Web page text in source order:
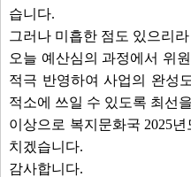
습니다.
그러나 미흡한 점도 있으리
오늘 예산심의 과정에서 위
적극 반영하여 사업의 완성
적소에 쓰일 수 있도록 최선
이상으로 복지문화국 2025
치겠습니다.
감사합니다.